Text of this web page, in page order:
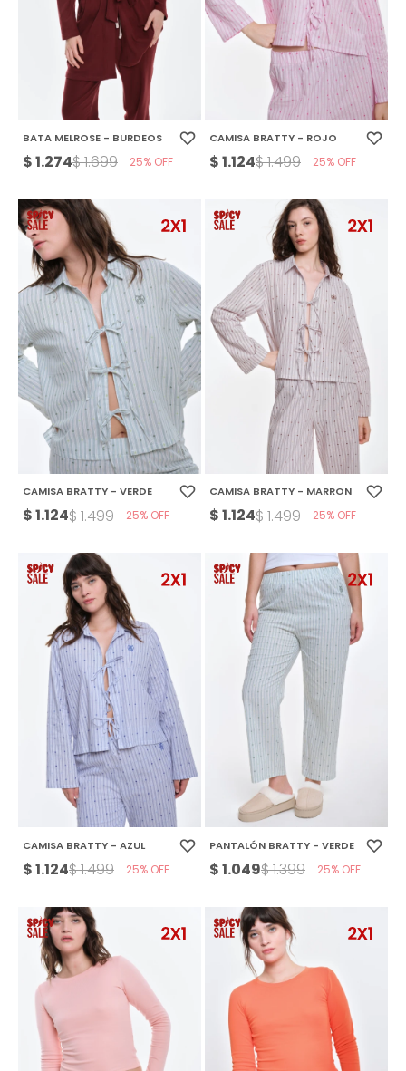
BATA MELROSE - BURDEOS
$1.274$1.699 25
CAMISA BRATTY - ROJO
$1.124$1.499 25
CAMISA BRATTY - VERDE
$1.124$1.499 25
CAMISA BRATTY - MARRON
$1.124$1.499 25
CAMISA BRATTY - AZUL
$1.124$1.499 25
PANTALÓN BRATTY - VERDE
$1.049$1.399 25